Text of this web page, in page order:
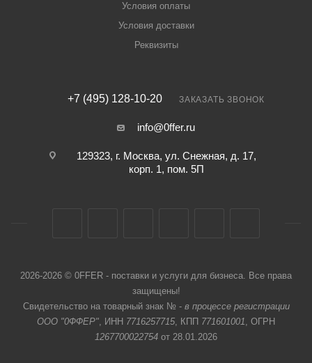
Условия оплаты
Условия доставки
Реквизиты
+7 (495) 128-10-20 ЗАКАЗАТЬ ЗВОНОК
info@0ffer.ru
129323, г. Москва, ул. Снежная, д. 17,
корп. 1, пом. 5П
2026-2026 © 0FFER - поставки и услуги для бизнеса. Все права
защищены!
Свидетельство на товарный знак № - в процессе регистрации
ООО "0ФФЕР", ИНН 7716257715, КПП 771601001, ОГРН
1267700022754 от 28.01.2026